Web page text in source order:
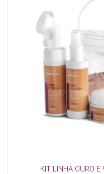
KIT LINHA OURO E